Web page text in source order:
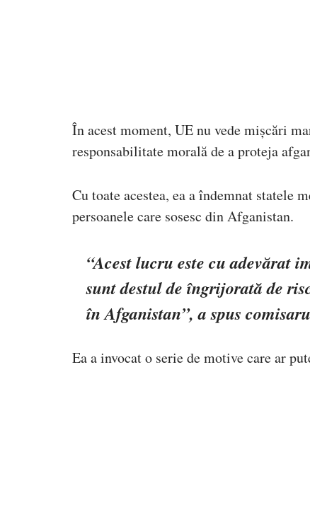
În acest moment, UE nu vede mișcări
responsabilitate morală de a proteja
Cu toate acestea, ea a îndemnat statele
persoanele care sosesc din Afganistan.
“Acest lucru este cu adevărat
sunt destul de îngrijorată de
în Afganistan”, a spus
Ea a invocat o serie de motive care ar